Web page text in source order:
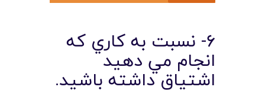
6- نسبت به کاري که
انجام مي دهيد
اشتياق داشته باشيد.